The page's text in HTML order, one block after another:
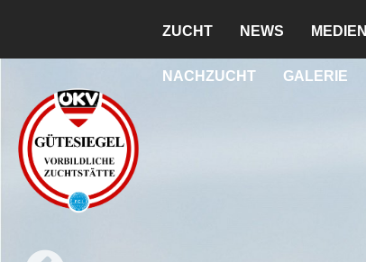
ZUCHT NEWS MEDIEN
NACHZUCHT GALERIE